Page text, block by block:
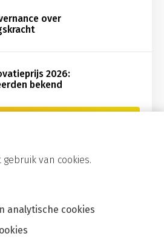
over
2026:
bekend
van cookies.
analytische cookies